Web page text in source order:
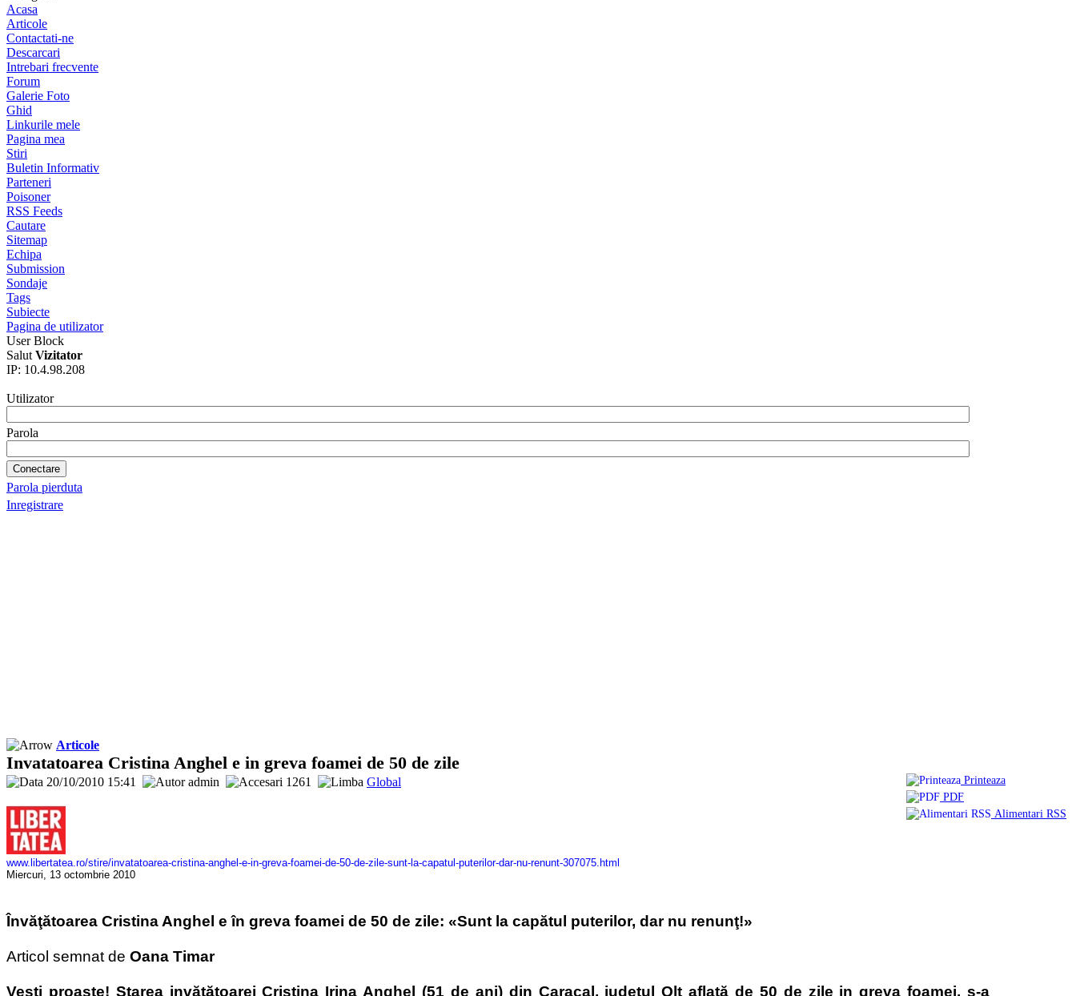
Acasa
Articole
Contactati-ne
Descarcari
Intrebari frecvente
Forum
Galerie Foto
Ghid
Linkurile mele
Pagina mea
Stiri
Buletin Informativ
Parteneri
Poisoner
RSS Feeds
Cautare
Sitemap
Echipa
Submission
Sondaje
Tags
Subiecte
Pagina de utilizator
User Block
Salut Vizitator
IP: 10.4.98.208
Utilizator
Parola
Parola pierduta
Inregistrare
Articole
Invatatoarea Cristina Anghel e in greva foamei de 50 de zile
20/10/2010 15:41 admin 1261 Global
Printeaza
PDF
Alimentari RSS
www.libertatea.ro/stire/invatatoarea-cristina-anghel-e-in-greva-foamei-de-50-de-zile-sunt-la-capatul-puterilor-dar-nu-renunt-307075.html
Miercuri, 13 octombrie 2010
Învăţătoarea Cristina Anghel e în greva foamei de 50 de zile: «Sunt la capătul puterilor, dar nu renunţ!»
Articol semnat de Oana Timar
Veşti proaste! Starea invăţătoarei Cristina Irina Anghel (51 de ani) din Caracal, judeţul Olt aflată de 50 de zile in greva foamei, s-a